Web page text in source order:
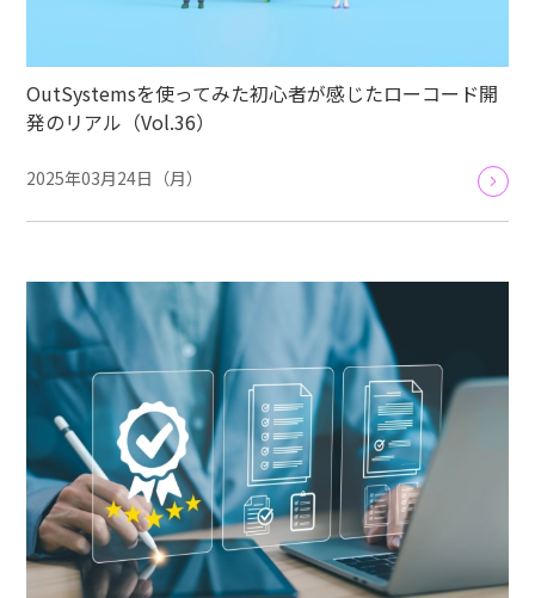
OutSystemsを使ってみた初心者が感じたローコード開
発のリアル（Vol.36）
2025年03月24日（月）